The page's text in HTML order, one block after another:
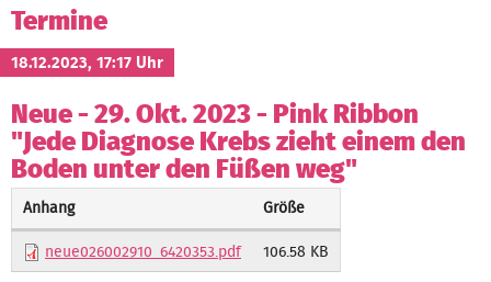
Termine
Blog
Angebot
Wissenswertes
Der Verein
Mitglied werden
Termine
18.12.2023, 17:17 Uhr
Neue - 29. Okt. 2023 - Pink Ribbon
"Jede Diagnose Krebs zieht einem den
Boden unter den Füßen weg"
Anhang
Größe
neue026002910_6420353.pdf
106.58 KB